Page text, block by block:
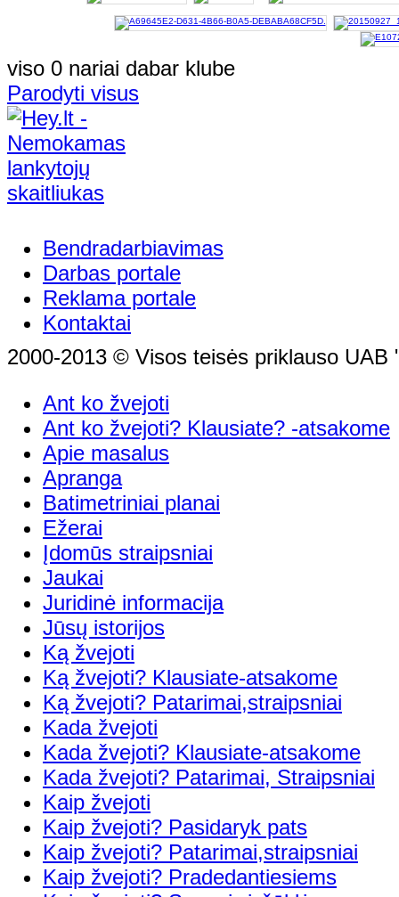
viso 0 nariai dabar klube
Parodyti visus
Bendradarbiavimas
Darbas portale
Reklama portale
Kontaktai
2000-2013 © Visos teisės priklauso UAB
Ant ko žvejoti
Ant ko žvejoti? Klausiate? -atsakome
Apie masalus
Apranga
Batimetriniai planai
Ežerai
Įdomūs straipsniai
Jaukai
Juridinė informacija
Jūsų istorijos
Ką žvejoti
Ką žvejoti? Klausiate-atsakome
Ką žvejoti? Patarimai,straipsniai
Kada žvejoti
Kada žvejoti? Klausiate-atsakome
Kada žvejoti? Patarimai, Straipsniai
Kaip žvejoti
Kaip žvejoti? Pasidaryk pats
Kaip žvejoti? Patarimai,straipsniai
Kaip žvejoti? Pradedantiesiems